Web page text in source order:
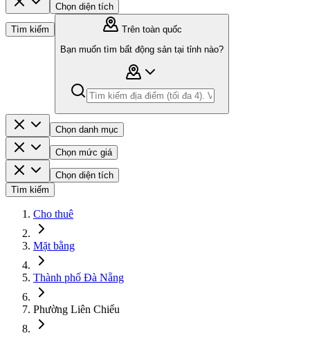
Chọn diện tích
Tìm kiếm
Trên toàn quốc
Bạn muốn tìm bất động sản tại tỉnh nào?
Chọn danh mục
Chọn mức giá
Chọn diện tích
Tìm kiếm
Cho thuê
Mặt bằng
Thành phố Đà Nẵng
Phường Liên Chiểu